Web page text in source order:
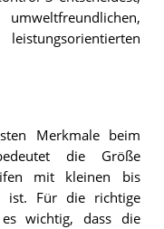
Merkmale beim
die Größe
mit kleinen bis
ist. Für die richtige
wichtig, dass die